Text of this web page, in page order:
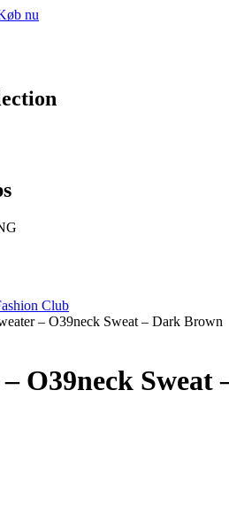
nu
– O39neck Sweat – Dark Brown
O39neck Sweat